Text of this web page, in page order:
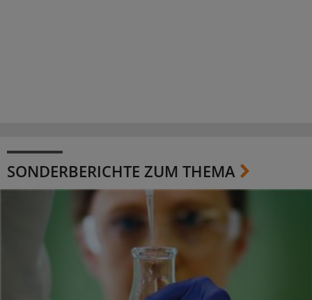
SONDERBERICHTE ZUM THEMA